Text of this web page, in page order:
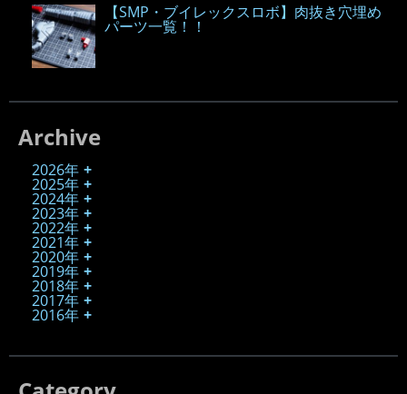
【SMP・ブイレックスロボ】肉抜き穴埋め
パーツ一覧！！
Archive
2026年
2025年
2024年
2023年
2022年
2021年
2020年
2019年
2018年
2017年
2016年